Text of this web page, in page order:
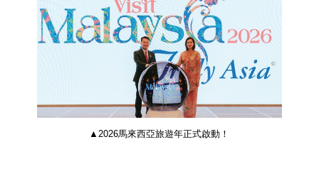
▲2026馬來西亞旅遊年正式啟動！